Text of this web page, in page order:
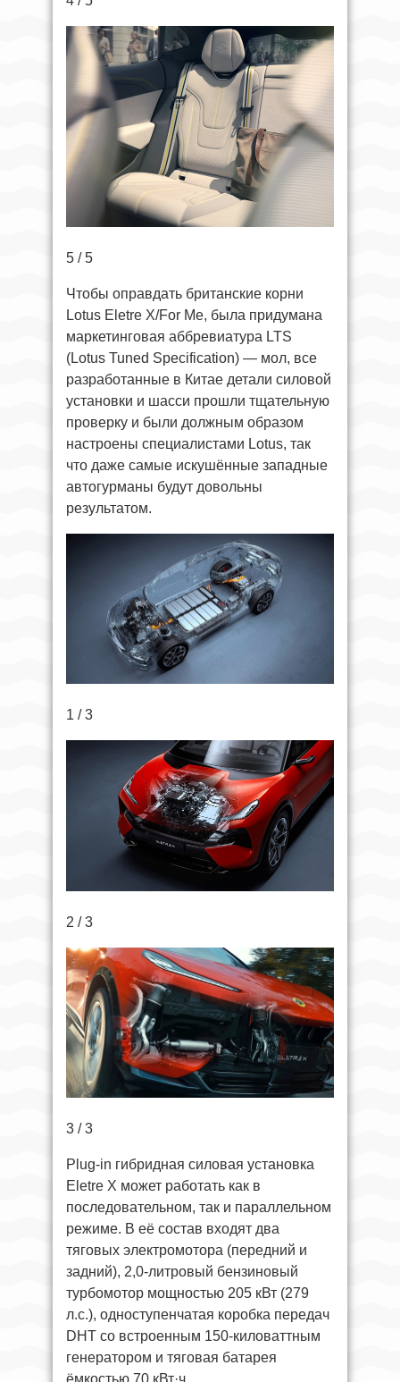
5 / 5
Чтобы оправдать британские корни
Lotus Eletre X/For Me, была придумана
маркетинговая аббревиатура LTS
(Lotus Tuned Specification) — мол, все
разработанные в Китае детали силовой
установки и шасси прошли тщательную
проверку и были должным образом
настроены специалистами Lotus, так
что даже самые искушённые западные
автогурманы будут довольны
результатом.
1 / 3
2 / 3
3 / 3
Plug-in гибридная силовая установка
Eletre X может работать как в
последовательном, так и параллельном
режиме. В её состав входят два
тяговых электромотора (передний и
задний), 2,0-литровый бензиновый
турбомотор мощностью 205 кВт (279
л.с.), одноступенчатая коробка передач
DHT со встроенным 150-киловаттным
генератором и тяговая батарея
ёмкостью 70 кВт·ч.